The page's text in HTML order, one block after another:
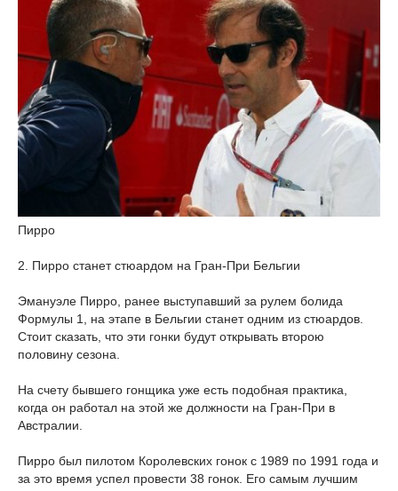
Пирро
2. Пирро станет стюардом на Гран-При Бельгии
Эмануэле Пирро, ранее выступавший за рулем болида
Формулы 1, на этапе в Бельгии станет одним из стюардов.
Стоит сказать, что эти гонки будут открывать второю
половину сезона.
На счету бывшего гонщика уже есть подобная практика,
когда он работал на этой же должности на Гран-При в
Австралии.
Пирро был пилотом Королевских гонок с 1989 по 1991 года и
за это время успел провести 38 гонок. Его самым лучшим